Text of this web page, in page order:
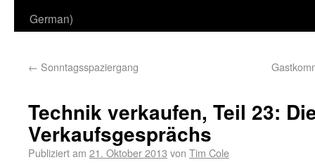
German)
← Sonntagsspaziergang
Technik verkaufen, Teil 23:
Verkaufsgesprächs
Publiziert am 21. Oktober 2013 von Tim Cole